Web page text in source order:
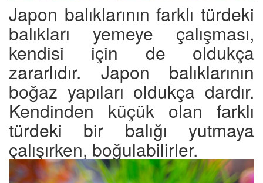
Japon balıklarının farklı türdeki
balıkları yemeye çalışması,
kendisi için de oldukça
zararlıdır. Japon balıklarının
boğaz yapıları oldukça dardır.
Kendinden küçük olan farklı
türdeki bir balığı yutmaya
çalışırken, boğulabilirler.